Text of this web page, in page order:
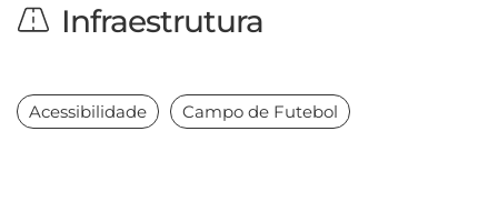
Infraestrutura
Acessibilidade Campo de Futebol